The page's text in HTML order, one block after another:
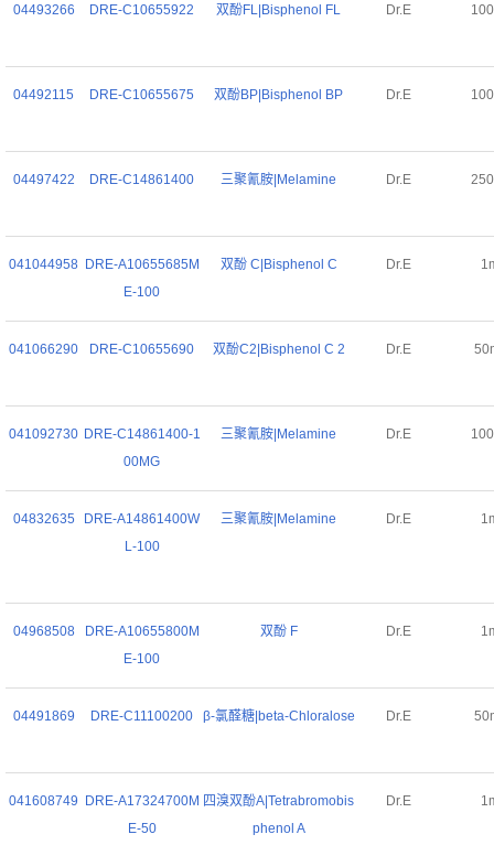
04493266 DRE-C10655922 双酚FL|Bisphenol FL Dr.E
04492115 DRE-C10655675 双酚BP|Bisphenol BP Dr.E
04497422 DRE-C14861400 三聚氰胺|Melamine Dr.E
041044958 DRE-A10655685M
E-100
双酚 C|Bisphenol C Dr.E
041066290 DRE-C10655690 双酚C2|Bisphenol C 2 Dr.E
041092730 DRE-C14861400-1
00MG
三聚氰胺|Melamine Dr.E
04832635
DRE-A14861400W
L-100
三聚氰胺|Melamine Dr.E
04968508
DRE-A10655800M
E-100
双酚 F Dr.E
04491869 DRE-C11100200 β-氯醛糖|beta-Chloralose Dr.E
041608749
DRE-A17324700M
E-50
四溴双酚A|Tetrabromobis
phenol A
Dr.E